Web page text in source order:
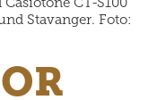
Stavanger. Foto: